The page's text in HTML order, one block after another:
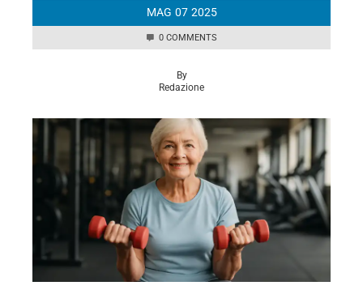
MAG 07 2025
0 COMMENTS
By
Redazione